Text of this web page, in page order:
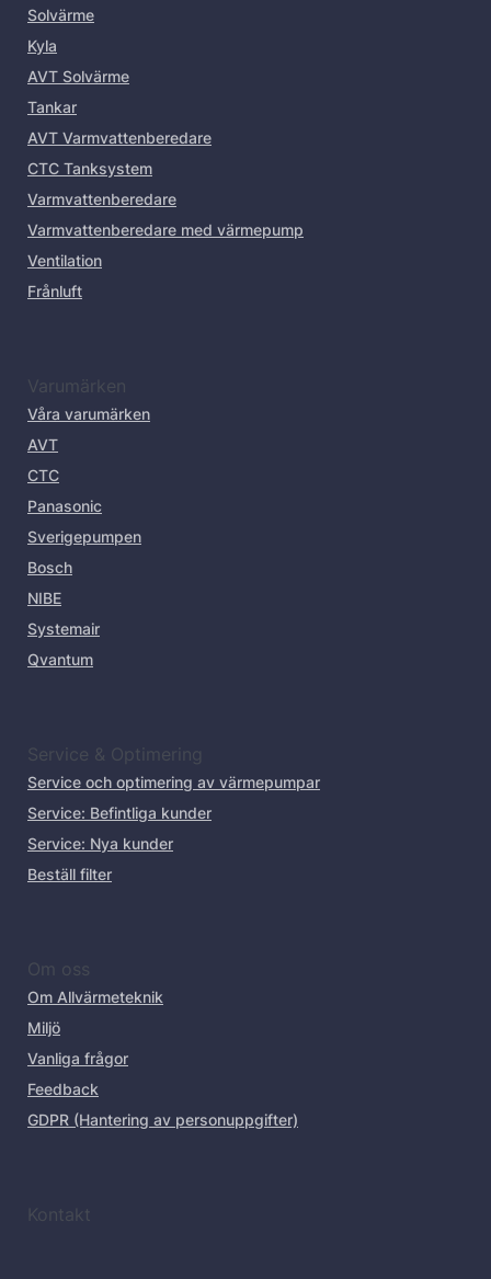
Solvärme
Kyla
AVT Solvärme
Tankar
AVT Varmvattenberedare
CTC Tanksystem
Varmvattenberedare
Varmvattenberedare med värmepump
Ventilation
Frånluft
Varumärken
Våra varumärken
AVT
CTC
Panasonic
Sverigepumpen
Bosch
NIBE
Systemair
Qvantum
Service & Optimering
Service och optimering av värmepumpar
Service: Befintliga kunder
Service: Nya kunder
Beställ filter
Om oss
Om Allvärmeteknik
Miljö
Vanliga frågor
Feedback
GDPR (Hantering av personuppgifter)
Kontakt